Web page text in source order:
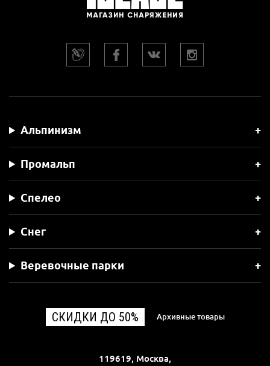
Альпинизм
Промальп
Спелео
Снег
Веревочные парки
СКИДКИ ДО 50% Архивные товары
119619, Москва,